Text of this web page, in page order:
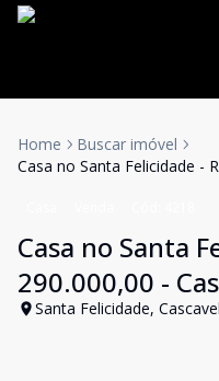
Home
Buscar imóvel
Casa no Santa Felicidade -
Casa no Santa
290.000,00 -
Santa Felicidade,